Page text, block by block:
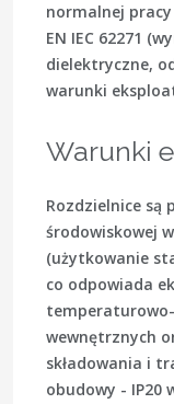
normalnej
EN IEC 62271
dielektryczne,
warunki
Warunki
Rozdzielnice są
środowiskowej
(użytkowanie
co odpowiada
wewnętrznych
składowania i
obudowy - IP20